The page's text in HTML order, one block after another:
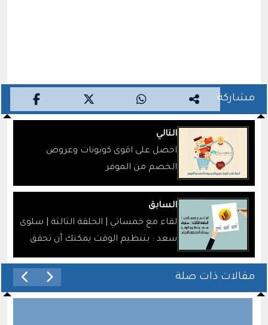
مشاركة
التالي
احصل على اقوى كوبونات وعروض
الخصم من الموفر
السابق
لقاء مع خمساتي | الحلقة الثالثة | سلوى
سعد : بتنظيم الوقت يمكنك أن تحقق
النجاح
مقالات ذات صلة